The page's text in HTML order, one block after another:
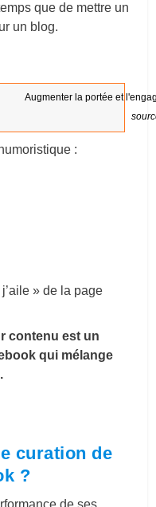
que de mettre un
un blog.
:
» de la page
contenu est un
qui mélange
curation de
?